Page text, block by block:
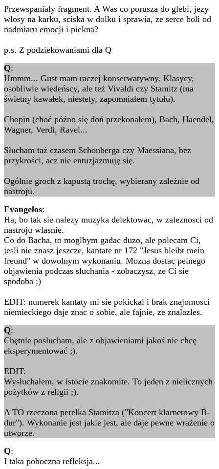
Przewspanialy fragment. A Was co porusza do glebi, jezy
wlosy na karku, sciska w dolku i sprawia, ze serce boli od
nadmiaru emocji i piekna?
p.s. Z podziekowaniami dla Q
Q:
Hmmm... Gust mam raczej konserwatywny. Klasycy,
osobliwie wiedeńscy, ale też Vivaldi czy Stamitz (ma
świetny kawałek, niestety, zapomniałem tytułu).
Chopin (choć późno się doń przekonałem), Bach, Haendel,
Wagner, Verdi, Ravel...
Słucham taż czasem Schonberga czy Maessiana, bez
przykrości, acz nie entuzjazmuję się.
Ogólnie groch z kapustą trochę, wybierany zależnie od
nastroju.
Evangelos:
Ha, bo tak sie nalezy muzyka delektowac, w zaleznosci od
nastroju wlasnie.
Co do Bacha, to moglbym gadac duzo, ale polecam Ci,
jesli nie znasz jeszcze, kantate nr 172 "Jesus bleibt mein
freund" w dowolnym wykonaniu. Mozna dostac pelnego
objawienia podczas sluchania - zobaczysz, ze Ci sie
spodoba ;)
EDIT: numerek kantaty mi sie pokickal i brak znajomosci
niemieckiego daje znac o sobie, ale fajnie, ze znalazles.
Q:
Chętnie posłucham, ale z objawieniami jakoś nie chcę
eksperymentować ;).
EDIT:
Wysłuchałem, w istocie znakomite. To jeden z nielicznych
pożytków z religii ;).
A TO rzeczona perełka Stamitza ("Koncert klarnetowy B-
dur"). Wykonanie jest jakie jest, ale daje pewne wrażenie o
utworze.
Q:
I taka poboczna refleksja...